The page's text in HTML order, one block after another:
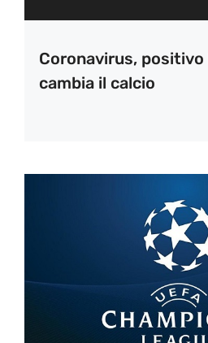
Coronavirus, positivo
cambia il calcio